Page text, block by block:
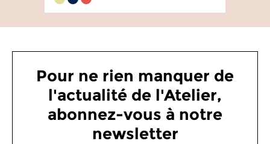
Pour ne rien manquer de
l'actualité de l'Atelier,
abonnez-vous à notre
newsletter